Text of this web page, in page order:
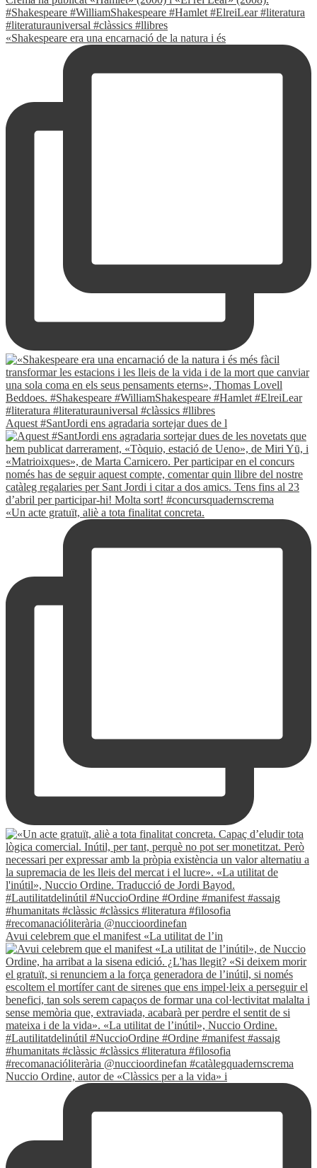
«Shakespeare era una encarnació de la natura i és
Aquest #SantJordi ens agradaria sortejar dues de l
«Un acte gratuït, aliè a tota finalitat concreta.
Avui celebrem que el manifest «La utilitat de l’in
Nuccio Ordine, autor de «Clàssics per a la vida» i